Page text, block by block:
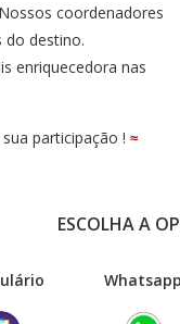
coordenadores
do destino.
enriquecedora nas
participação ! ≈
ESCOLHA A
Wha